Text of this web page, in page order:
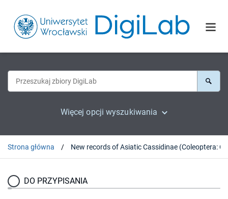
Więcej opcji wyszukiwania
Strona główna
DO PRZYPISANIA